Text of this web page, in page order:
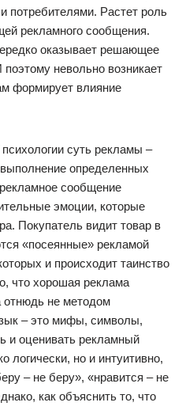
потребителями. Растет роль
рекламного сообщения.
оказывает решающее
невольно возникает
формирует влияние
суть рекламы –
определенных
сообщение
эмоции, которые
Покупатель видит товар в
«посеянные» рекламой
и происходит таинство
что хорошая реклама
отнюдь не методом
– это мифы, символы,
и оценивать рекламный
логически, но и интуитивно,
– не беру», «нравится – не
как объяснить то, что